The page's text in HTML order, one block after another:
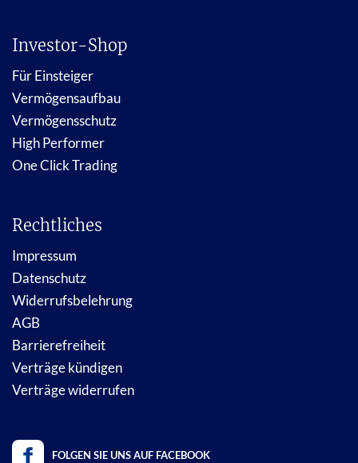
Investor-Shop
Für Einsteiger
Vermögensaufbau
Vermögensschutz
High Performer
One Click Trading
Rechtliches
Impressum
Datenschutz
Widerrufsbelehrung
AGB
Barrierefreiheit
Verträge kündigen
Verträge widerrufen
FOLGEN SIE UNS AUF FACEBOOK